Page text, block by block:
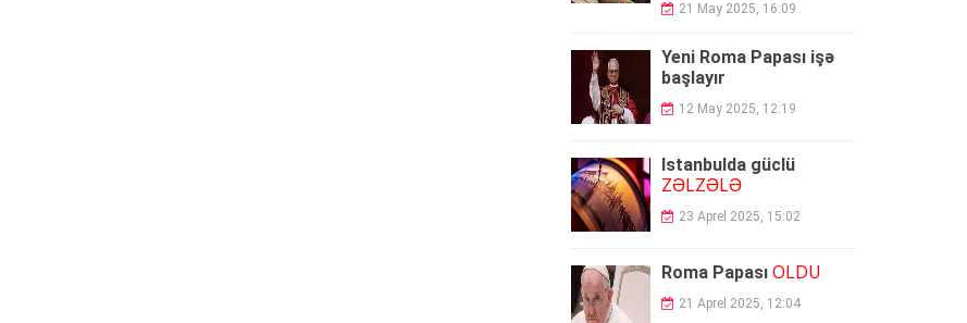
21 May 2025, 16:09
Yeni Roma Papası işə
başlayır
12 May 2025, 12:19
İstanbulda güclü
ZƏLZƏLƏ
23 Aprel 2025, 15:02
Roma Papası ÖLDÜ
21 Aprel 2025, 12:04